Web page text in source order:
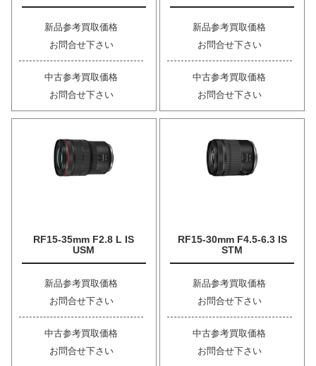
新品参考買取価格
お問合せ下さい
中古参考買取価格
お問合せ下さい
新品参考買取価格
お問合せ下さい
中古参考買取価格
お問合せ下さい
RF15-35mm F2.8 L IS
USM
新品参考買取価格
お問合せ下さい
中古参考買取価格
お問合せ下さい
RF15-30mm F4.5-6.3 IS
STM
新品参考買取価格
お問合せ下さい
中古参考買取価格
お問合せ下さい